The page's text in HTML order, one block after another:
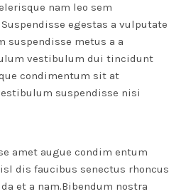
nam leo sem
egestas a vulputate
suspendisse metus a a
vestibulum dui tincidunt
condimentum sit at
suspendisse nisi
amet augue condim entum
dis faucibus senectus rhoncus
et a nam.Bibendum nostra